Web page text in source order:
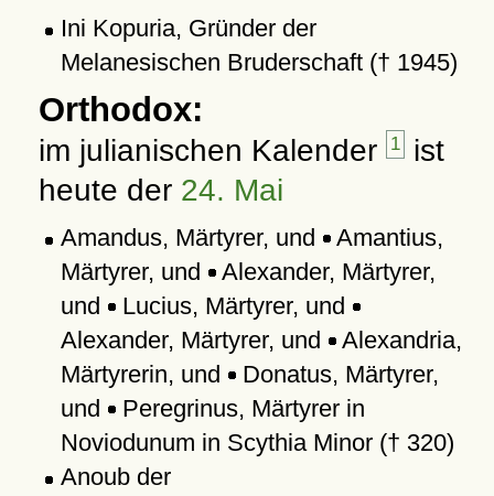
Ini Kopuria, Gründer der
Melanesischen Bruderschaft († 1945)
Orthodox:
im julianischen Kalender 1 ist
heute der 24. Mai
Amandus, Märtyrer, und Amantius,
Märtyrer, und Alexander, Märtyrer,
und Lucius, Märtyrer, und
Alexander, Märtyrer, und Alexandria,
Märtyrerin, und Donatus, Märtyrer,
und Peregrinus, Märtyrer in
Noviodunum in Scythia Minor († 320)
Anoub der